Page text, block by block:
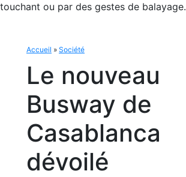
touchant ou par des gestes de balayage.
Accueil » Société
Le nouveau
Busway de
Casablanca
dévoilé